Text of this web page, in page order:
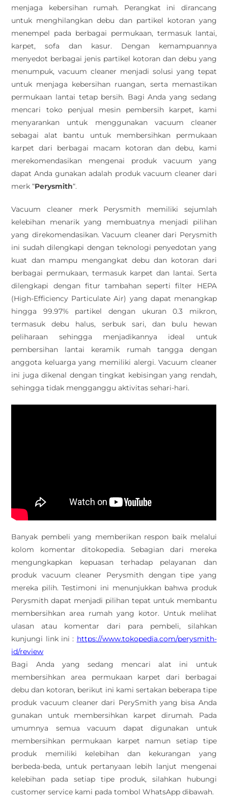
menjaga kebersihan rumah. Perangkat ini dirancang
untuk menghilangkan debu dan partikel kotoran yang
menempel pada berbagai permukaan, termasuk lantai,
karpet, sofa dan kasur. Dengan kemampuannya
menyedot berbagai jenis partikel kotoran dan debu yang
menumpuk, vacuum cleaner menjadi solusi yang tepat
untuk menjaga kebersihan ruangan, serta memastikan
permukaan lantai tetap bersih. Bagi Anda yang sedang
mencari toko penjual mesin pembersih karpet, kami
menyarankan untuk menggunakan vacuum cleaner
sebagai alat bantu untuk membersihkan permukaan
karpet dari berbagai macam kotoran dan debu, kami
merekomendasikan mengenai produk vacuum yang
dapat Anda gunakan adalah produk vacuum cleaner dari
merk “Perysmith“.
Vacuum cleaner merk Perysmith memiliki sejumlah
kelebihan menarik yang membuatnya menjadi pilihan
yang direkomendasikan. Vacuum cleaner dari Perysmith
ini sudah dilengkapi dengan teknologi penyedotan yang
kuat dan mampu mengangkat debu dan kotoran dari
berbagai permukaan, termasuk karpet dan lantai. Serta
dilengkapi dengan fitur tambahan seperti filter HEPA
(High-Efficiency Particulate Air) yang dapat menangkap
hingga 99.97% partikel dengan ukuran 0.3 mikron,
termasuk debu halus, serbuk sari, dan bulu hewan
peliharaan sehingga menjadikannya ideal untuk
pembersihan lantai keramik rumah tangga dengan
anggota keluarga yang memiliki alergi. Vacuum cleaner
ini juga dikenal dengan tingkat kebisingan yang rendah,
sehingga tidak mengganggu aktivitas sehari-hari.
Banyak pembeli yang memberikan respon baik melalui
kolom komentar ditokopedia. Sebagian dari mereka
mengungkapkan kepuasan terhadap pelayanan dan
produk vacuum cleaner Perysmith dengan tipe yang
mereka pilih. Testimoni ini menunjukkan bahwa produk
Perysmith dapat menjadi pilihan tepat untuk membantu
membersihkan area rumah yang kotor. Untuk melihat
ulasan atau komentar dari para pembeli, silahkan
kunjungi link ini : https://www.tokopedia.com/perysmith-
id/review
Bagi Anda yang sedang mencari alat ini untuk
membersihkan area permukaan karpet dari berbagai
debu dan kotoran, berikut ini kami sertakan beberapa tipe
produk vacuum cleaner dari PerySmith yang bisa Anda
gunakan untuk membersihkan karpet dirumah. Pada
umumnya semua vacuum dapat digunakan untuk
membersihkan permukaan karpet namun setiap tipe
produk memiliki kelebihan dan kekurangan yang
berbeda-beda, untuk pertanyaan lebih lanjut mengenai
kelebihan pada setiap tipe produk, silahkan hubungi
customer service kami pada tombol WhatsApp dibawah.